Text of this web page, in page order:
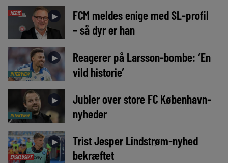
MEDIE ►
FCM meldes enige med SL-profil
– så dyr er han
INTERVIEW
►
Reagerer på Larsson-bombe: ‘En
vild historie’
INTERVIEW
►
Jubler over store FC København-
nyheder
EKSKLUSIVT
►
Trist Jesper Lindstrøm-nyhed
bekræftet